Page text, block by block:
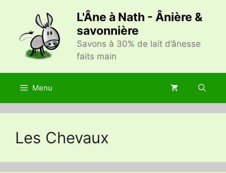
contenu
L'Âne à Nath - Ânière &
savonnière
Savons à 30% de lait d’ânesse
faits main
Menu
Les Chevaux